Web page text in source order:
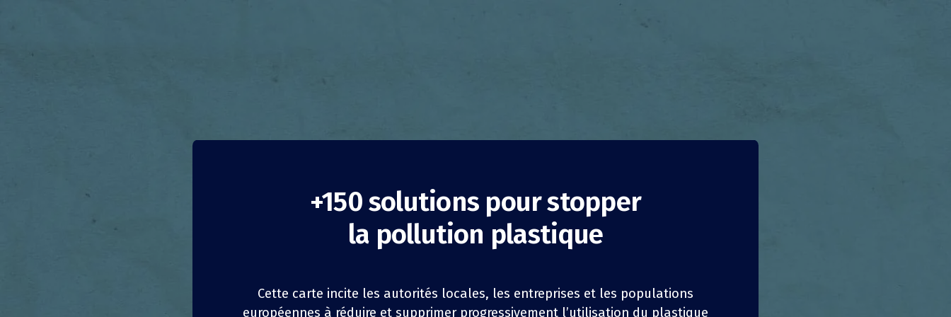
Aéroports sans plastique
Rome, Florence et Pise
+150 solutions pour stopper
la pollution plastique
Cette carte incite les autorités locales, les entreprises et les populations
européennes à réduire et supprimer progressivement l’utilisation du plastique